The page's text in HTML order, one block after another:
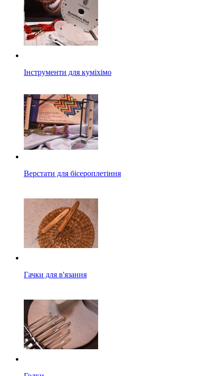
Інструменти для куміхімо
Верстати для бісероплетіння
Гачки для в'язання